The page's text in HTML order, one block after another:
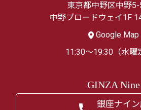
東京都中野区中野
中野ブロードウェイ1F
Google Map
11:30～19:30（水曜
GINZA Nine
銀座ナイ